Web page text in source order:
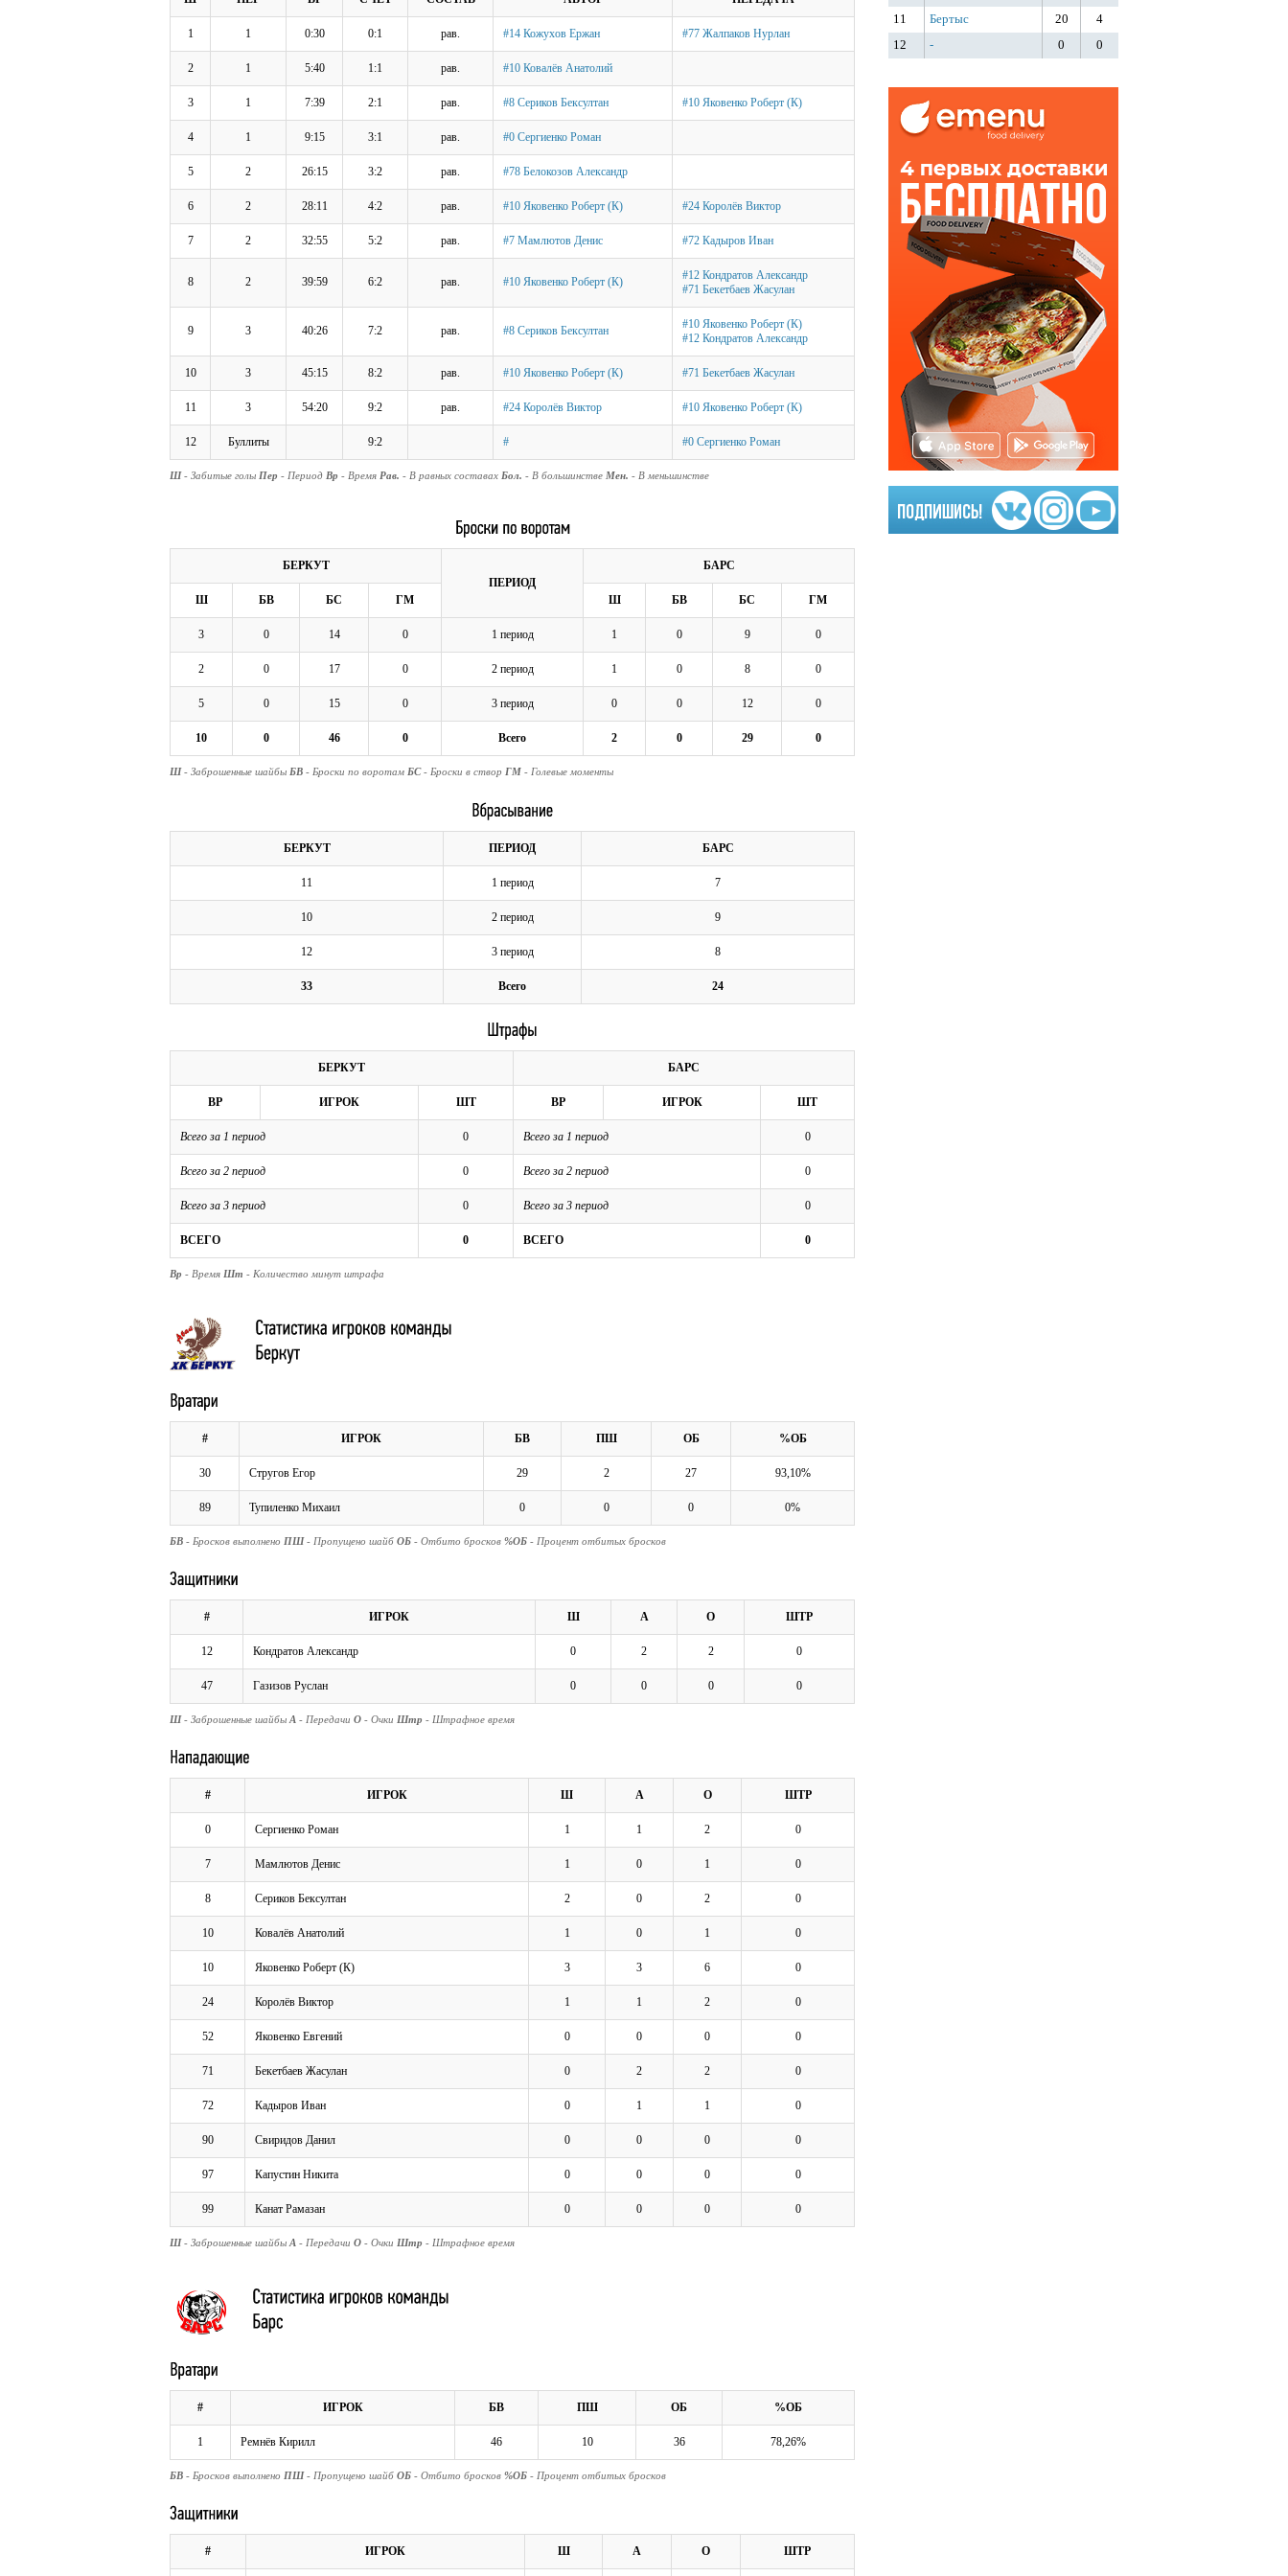
1 1 0:30 0:1 рав. #14 Кожухов Ержан #77 Жалпаков Нурлан
2 1 5:40 1:1 рав. #10 Ковалёв Анатолий
3 1 7:39 2:1 рав. #8 Сериков Бексултан #10 Яковенко Роберт (К)
4 1 9:15 3:1 рав. #0 Сергиенко Роман
5 2 26:15 3:2 рав. #78 Белокозов Александр
6 2 28:11 4:2 рав. #10 Яковенко Роберт (К) #24 Королёв Виктор
7 2 32:55 5:2 рав. #7 Мамлютов Денис #72 Кадыров Иван
8 2 39:59 6:2 рав. #10 Яковенко Роберт (К)
#12 Кондратов Александр
#71 Бекетбаев Жасулан
9 3 40:26 7:2 рав. #8 Сериков Бексултан
#10 Яковенко Роберт (К)
#12 Кондратов Александр
10 3 45:15 8:2 рав. #10 Яковенко Роберт (К) #71 Бекетбаев Жасулан
11 3 54:20 9:2 рав. #24 Королёв Виктор #10 Яковенко Роберт (К)
12 Буллиты 9:2 # #0 Сергиенко Роман
Ш - Забитые голы Пер - Период Вр - Время Рав. - В равных составах Бол. - В большинстве Мен. - В меньшинстве
БЕРКУТ
ПЕРИОД
БАРС
Ш БВ БС ГМ Ш БВ БС ГМ
3 0 14 0 1 период 1 0 9 0
2 0 17 0 2 период 1 0 8 0
5 0 15 0 3 период 0 0 12 0
10 0 46 0 Всего 2 0 29 0
Ш - Заброшенные шайбы БВ - Броски по воротам БС - Броски в створ ГМ - Голевые моменты
БЕРКУТ ПЕРИОД БАРС
11 1 период 7
10 2 период 9
12 3 период 8
33 Всего 24
БЕРКУТ БАРС
ВР ИГРОК ШТ ВР ИГРОК ШТ
Всего за 1 период 0 Всего за 1 период 0
Всего за 2 период 0 Всего за 2 период 0
Всего за 3 период 0 Всего за 3 период 0
ВСЕГО 0 ВСЕГО 0
Вр - Время Шт - Количество минут штрафа
# ИГРОК БВ ПШ ОБ %ОБ
30 Стругов Егор 29 2 27 93,10%
89 Тупиленко Михаил 0 0 0 0%
БВ - Бросков выполнено ПШ - Пропущено шайб ОБ - Отбито бросков %ОБ - Процент отбитых бросков
# ИГРОК Ш А О ШТР
12 Кондратов Александр 0 2 2 0
47 Газизов Руслан 0 0 0 0
Ш - Заброшенные шайбы А - Передачи О - Очки Штр - Штрафное время
# ИГРОК Ш А О ШТР
0 Сергиенко Роман 1 1 2 0
7 Мамлютов Денис 1 0 1 0
8 Сериков Бексултан 2 0 2 0
10 Ковалёв Анатолий 1 0 1 0
10 Яковенко Роберт (К) 3 3 6 0
24 Королёв Виктор 1 1 2 0
52 Яковенко Евгений 0 0 0 0
71 Бекетбаев Жасулан 0 2 2 0
72 Кадыров Иван 0 1 1 0
90 Свиридов Данил 0 0 0 0
97 Капустин Никита 0 0 0 0
99 Канат Рамазан 0 0 0 0
Ш - Заброшенные шайбы А - Передачи О - Очки Штр - Штрафное время
# ИГРОК БВ ПШ ОБ %ОБ
1 Ремнёв Кирилл 46 10 36 78,26%
БВ - Бросков выполнено ПШ - Пропущено шайб ОБ - Отбито бросков %ОБ - Процент отбитых бросков
# ИГРОК Ш А О ШТР
11
Бертыс 20
4
12
- 0 0